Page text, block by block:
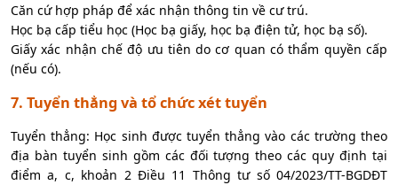
Căn cứ hợp pháp để xác nhận thông tin về cư trú.
Học bạ cấp tiểu học (Học bạ giấy, học bạ điện tử, học bạ số).
Giấy xác nhận chế độ ưu tiên do cơ quan có thẩm quyền cấp
(nếu có).
7. Tuyển thẳng và tổ chức xét tuyển
Tuyển thẳng: Học sinh được tuyển thẳng vào các trường theo
địa bàn tuyển sinh gồm các đối tượng theo các quy định tại
điểm a, c, khoản 2 Điều 11 Thông tư số 04/2023/TT-BGDĐT